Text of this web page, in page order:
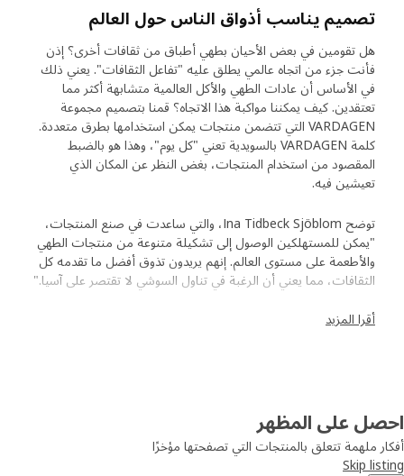
تصميم يناسب أذواق الناس حول العالم
هل تقومين في بعض الأحيان بطهي أطباق من ثقافات أخرى؟ إذن
فأنت جزء من اتجاه عالمي يطلق عليه "تفاعل الثقافات". يعني ذلك
في الأساس أن عادات الطهي والأكل العالمية متشابهة أكثر مما
تعتقدين. كيف يمكننا مواكبة هذا الاتجاه؟ قمنا بتصميم مجموعة
VARDAGEN التي تتضمن منتجات يمكن استخدامها بطرق متعددة.
كلمة VARDAGEN بالسويدية تعني "كل يوم"، وهذا هو بالضبط
المقصود من استخدام المنتجات، بغض النظر عن المكان الذي
تعيشين فيه.
توضح Ina Tidbeck Sjöblom، والتي ساعدت في صنع المنتجات،
"يمكن للمستهلكين الوصول إلى تشكيلة متنوعة من منتجات الطهي
والأطعمة على مستوى العالم. إنهم يريدون تذوق أفضل ما تقدمه كل
الثقافات، مما يعني أن الرغبة في تناول السوشي لا تقتصر على آسيا."
إنتاج منتجات تراعي كل الفوارق (وأوجه التشابه) لدينا
والتوابل الأخرى.“ هناك وعاء آخر يتمتع بالحجم والشكل المثاليين ليكون
وعاءً للأرز في آسيا، ولكن يمكن استخدامه أيضًا كوعاء للسلطة الجانبية
أو الحبوب.
أقرا المزيد
على المظهر
ملهمة تتعلق بالمنتجات التي تصفحتها مؤخرًا
Skip